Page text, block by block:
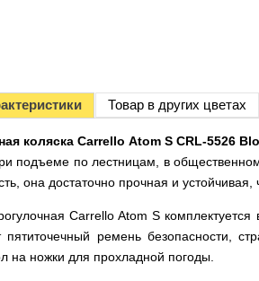
Товар в других цветах
коляска Carrello Atom S CRL-5526
подъеме по лестницам, в
она достаточно прочная и
Carrello Atom S
ремень безопасности,
на ножки для прохладной погоды.